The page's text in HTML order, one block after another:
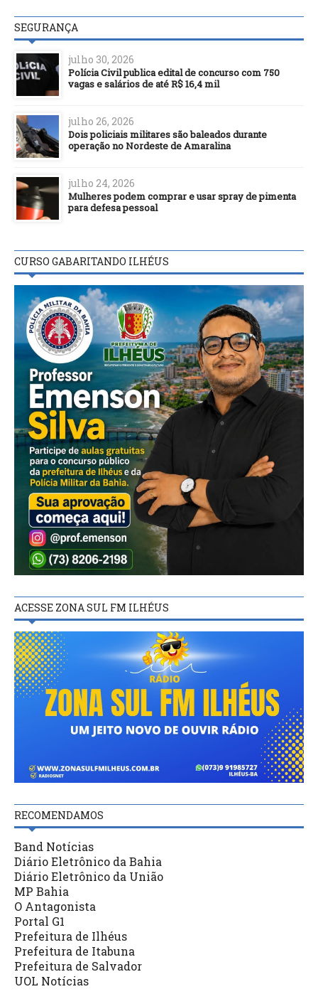
SEGURANÇA
julho 30, 2026
Polícia Civil publica edital de concurso com 750
vagas e salários de até R$ 16,4 mil
julho 26, 2026
Dois policiais militares são baleados durante
operação no Nordeste de Amaralina
julho 24, 2026
Mulheres podem comprar e usar spray de pimenta
para defesa pessoal
CURSO GABARITANDO ILHÉUS
ACESSE ZONA SUL FM ILHÉUS
RECOMENDAMOS
Band Notícias
Diário Eletrônico da Bahia
Diário Eletrônico da União
MP Bahia
O Antagonista
Portal G1
Prefeitura de Ilhéus
Prefeitura de Itabuna
Prefeitura de Salvador
UOL Notícias